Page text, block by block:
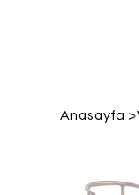
Anasayfa >